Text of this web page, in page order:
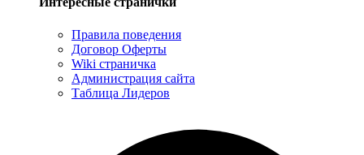
Правила поведения
Договор Оферты
Wiki страничка
Администрация сайта
Таблица Лидеров